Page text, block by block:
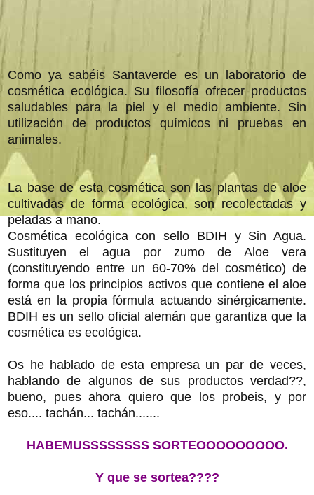
Como ya sabéis Santaverde es un laboratorio de
cosmética ecológica. Su filosofía ofrecer productos
saludables para la piel y el medio ambiente. Sin
utilización de productos químicos ni pruebas en
animales.
La base de esta cosmética son las plantas de aloe
cultivadas de forma ecológica, son recolectadas y
peladas a mano.
Cosmética ecológica con sello BDIH y Sin Agua.
Sustituyen el agua por zumo de Aloe vera
(constituyendo entre un 60-70% del cosmético) de
forma que los principios activos que contiene el aloe
está en la propia fórmula actuando sinérgicamente.
BDIH es un sello oficial alemán que garantiza que la
cosmética es ecológica.
Os he hablado de esta empresa un par de veces,
hablando de algunos de sus productos verdad??,
bueno, pues ahora quiero que los probeis, y por
eso.... tachán... tachán.......
HABEMUSSSSSSSS SORTEOOOOOOOOO.
Y que se sortea????